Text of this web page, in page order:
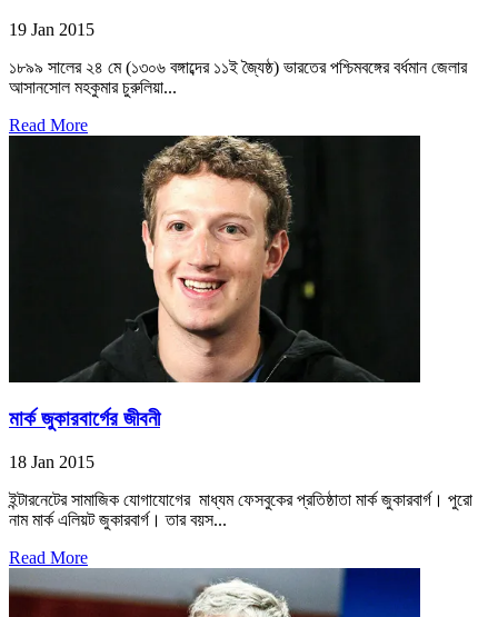
19 Jan 2015
১৮৯৯ সালের ২৪ মে (১৩০৬ বঙ্গাব্দের ১১ই জ্যৈষ্ঠ) ভারতের পশ্চিমবঙ্গের বর্ধমান জেলার
আসানসোল মহকুমার চুরুলিয়া...
Read More
মার্ক জুকারবার্গের জীবনী
18 Jan 2015
ইন্টারনেটের সামাজিক যোগাযোগের মাধ্যম ফেসবুকের প্রতিষ্ঠাতা মার্ক জুকারবার্গ। পুরো
নাম মার্ক এলিয়ট জুকারবার্গ। তার বয়স...
Read More